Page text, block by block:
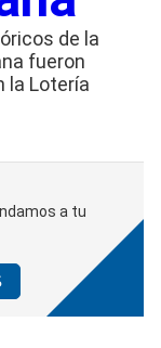
de la
fueron
la Lotería
a tu